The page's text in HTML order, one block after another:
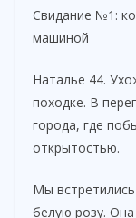
Свидание №1:
машиной
Наталье 44.
походке. В
города, где
открытостью.
Мы
белую розу.